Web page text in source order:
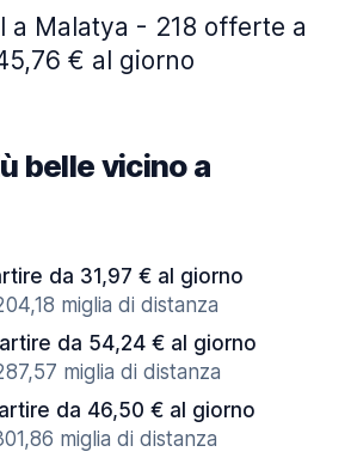
a Malatya - 218 offerte a
€ al giorno
belle vicino a
da 31,97 € al giorno
miglia di distanza
da 54,24 € al giorno
miglia di distanza
da 46,50 € al giorno
miglia di distanza